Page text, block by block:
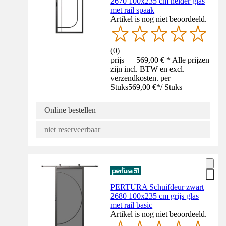
met rail spaak
Artikel is nog niet beoordeeld.
(0)
prijs — 569,00 € * Alle prijzen
zijn incl. BTW en excl.
verzendkosten. per
Stuks569,00 €*/ Stuks
Online bestellen
niet reserveerbaar
PERTURA Schuifdeur zwart
2680 100x235 cm grijs glas
met rail basic
Artikel is nog niet beoordeeld.